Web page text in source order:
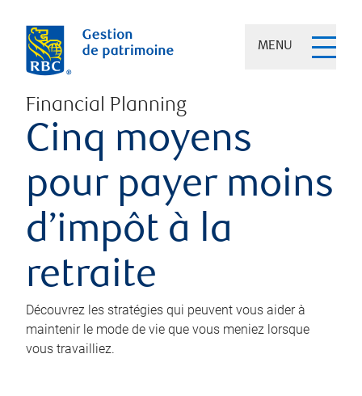
MENU
Financial Planning
Cinq moyens
pour payer moins
d’impôt à la
retraite
Découvrez les stratégies qui peuvent vous aider à
maintenir le mode de vie que vous meniez lorsque
vous travailliez.